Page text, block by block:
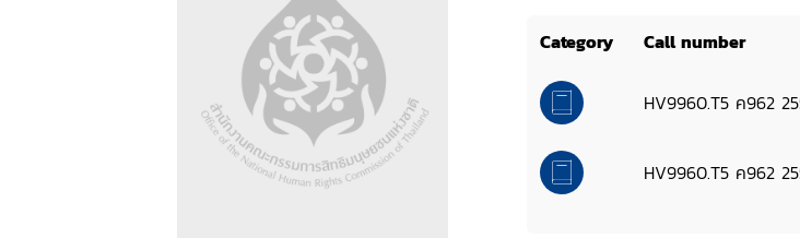
Category Call number
HV9960.T5 ค962
HV9960.T5 ค962